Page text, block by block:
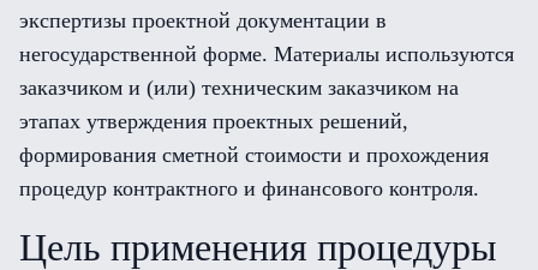
экспертизы проектной документации в
негосударственной форме. Материалы используются
заказчиком и (или) техническим заказчиком на
этапах утверждения проектных решений,
формирования сметной стоимости и прохождения
процедур контрактного и финансового контроля.
Цель применения процедуры